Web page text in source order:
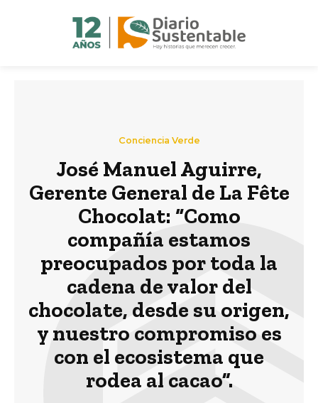
Conciencia Verde
José Manuel Aguirre,
Gerente General de La Fête
Chocolat: “Como
compañía estamos
preocupados por toda la
cadena de valor del
chocolate, desde su origen,
y nuestro compromiso es
con el ecosistema que
rodea al cacao”.